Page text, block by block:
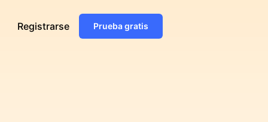
Registrarse Prueba gratis